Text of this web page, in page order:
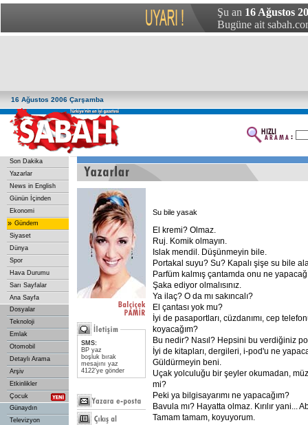
Şu an 16 Ağustos
Bugüne ait
16 Ağustos 2006 Çarşamba
Son Dakika
Yazarlar
News in English
Günün İçinden
Ekonomi
» Gündem
Siyaset
Dünya
Spor
Hava Durumu
Sarı Sayfalar
Ana Sayfa
Dosyalar
Teknoloji
Emlak
Otomobil
Detaylı Arama
Arşiv
Etkinlikler
Çocuk
Günaydın
Televizyon
SMS:
BP yaz
boşluk bırak
mesajını yaz
4122'ye gönder
Su bile yasak
El kremi? Olmaz.
Ruj. Komik olmayın.
Islak mendil. Düşünmeyin bile.
Portakal suyu? Su? Kapalı şişe su bile
Parfüm kalmış çantamda onu ne
Şaka ediyor olmalısınız.
Ya ilaç? O da mı sakıncalı?
El çantası yok mu?
İyi de pasaportları, cüzdanımı, cep
koyacağım?
Bu nedir? Nasıl? Hepsini bu verdiğiniz
İyi de kitapları, dergileri, i-pod'u ne
Güldürmeyin beni.
Uçak yolculuğu bir şeyler okumadan,
mi?
Peki ya bilgisayarımı ne yapacağım?
Bavula mı? Hayatta olmaz. Kırılır yani...
Tamam tamam, koyuyorum.